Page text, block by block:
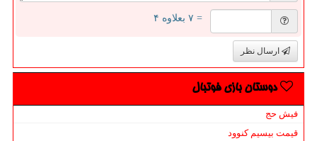
= ۷ بعلاوه ۴
ارسال نظر
دوستان بازی فوتبال
فیش حج
قیمت بیسیم کنوود